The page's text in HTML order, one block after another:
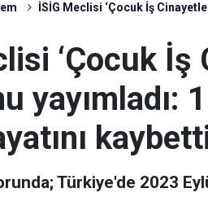
İSİG Meclisi ‘Çocuk İş
‘Çocuk İş
yayımladı:
Türkiye'de 2023